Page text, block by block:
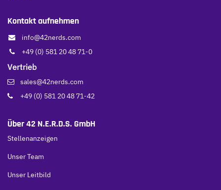
Kontakt aufnehmen
info@42nerds.com
+49 (0) 581 20 48 71-0
Vertrieb
sales@42nerds.com
+49 (0) 581 20 48 71-42
Über 42 N.E.R.D.S. GmbH
Stellenanzeigen
Unser Team
Unser Leitbild